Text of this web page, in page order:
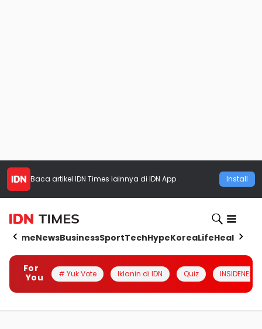
Baca artikel IDN Times lainnya di IDN App Install
HomeNewsBusinessSportTechHypeKoreaLifeHealth
For
You
# Yuk Vote Iklanin di IDN Quiz INSIDENESIA